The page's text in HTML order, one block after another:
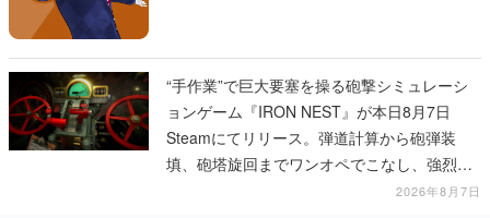
“手作業”で巨大要塞を操る砲撃シミュレーシ
ョンゲーム『IRON NEST』が本日8月7日
Steamにてリリース。弾道計算から砲弾装
填、砲塔旋回までワンオペでこなし、強烈な
一撃をブチかませるロマンある作品2026年8月7日